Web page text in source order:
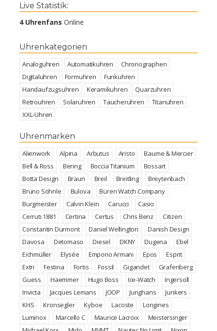
Live Statistik:
4 Uhrenfans Online
Uhrenkategorien
Analoguhren Automatikuhren
Chronographen
Digitaluhren
Formuhren
Funkuhren
Handaufzugsuhren
Keramikuhren
Quarzuhren
Retrouhren
Solaruhren Taucheruhren
Titanuhren
XXL-Uhren
Uhrenmarken
Alienwork Alpina Arbutus Aristo
Baume & Mercier
Bell & Ross
Bering Boccia Titanium
Bossart
Botta Design
Braun Breil Breitling
Breytenbach
Bruno Söhnle
Bulova
Büren Watch Company
Burgmeister
Calvin Klein Carucci
Casio
Cerruti 1881
Certina Certus Chris Benz
Citizen
Constantin Durmont
Daniel Wellington
Danish Design
Davosa
Detomaso Diesel DKNY Dugena
Ebel
Eichmüller
Elysée Emporio Armani Epos
Esprit
Extri
Festina Fortis Fossil Gigandet
Grafenberg
Guess
Haemmer Hugo Boss Ice-Watch
Ingersoll
Invicta
Jacques Lemans JOOP Junghans
Junkers
KHS
Kronsegler Kyboe Lacoste
Longines
Luminox
Marcello C Maurice Lacroix
Meistersinger